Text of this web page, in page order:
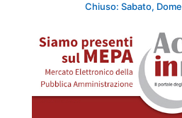
Chiuso: Sabato,